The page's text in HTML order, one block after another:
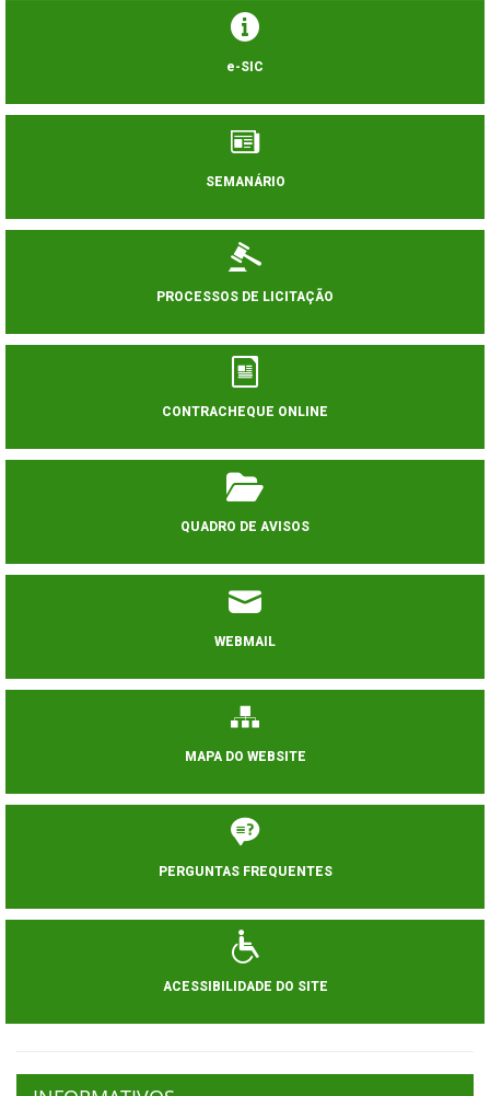
e-SIC
SEMANÁRIO
PROCESSOS DE LICITAÇÃO
CONTRACHEQUE ONLINE
QUADRO DE AVISOS
WEBMAIL
MAPA DO WEBSITE
PERGUNTAS FREQUENTES
ACESSIBILIDADE DO SITE